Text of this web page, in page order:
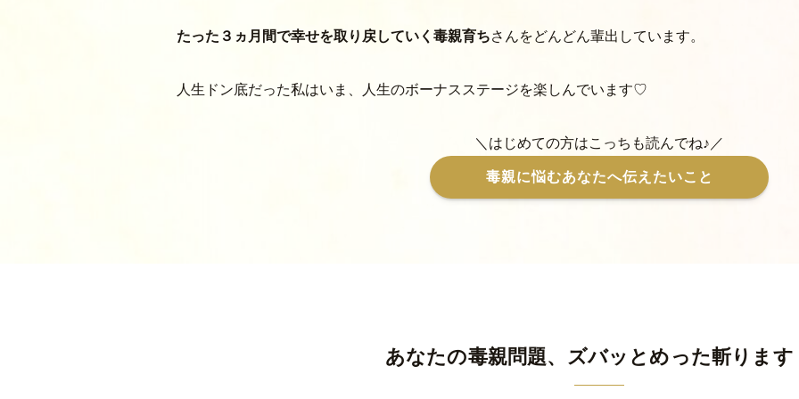
たった３ヵ月間で幸せを取り戻していく毒親育ちさんをどんどん輩出しています。
人生ドン底だった私はいま、人生のボーナスステージを楽しんでいます♡
＼はじめての方はこっちも読んでね♪／
毒親に悩むあなたへ伝えたいこと
あなたの毒親問題、ズバッとめった斬ります